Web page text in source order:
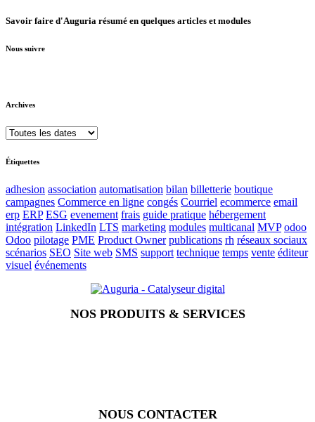
Savoir faire d'Auguria résumé en quelques articles et modules
Nous suivre
Archives
Étiquettes
adhesion association automatisation bilan billetterie boutique
campagnes Commerce en ligne congés Courriel ecommerce email
erp ERP ESG evenement frais guide pratique hébergement
intégration LinkedIn LTS marketing modules multicanal MVP odoo
Odoo pilotage PME Product Owner publications rh réseaux sociaux
scénarios SEO Site web SMS support technique temps vente éditeur
visuel événements
NOS PRODUITS & SERVICES
NOUS CONTACTER